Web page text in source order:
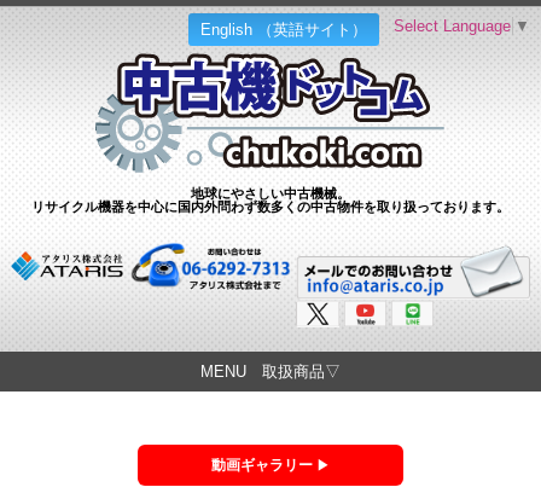
English （英語サイト）
地球にやさしい中古機械。
リサイクル機器を中心に国内外問わず数多くの中古物件を取り扱っております。
Select Language ▼
MENU 取扱商品▽
動画ギャラリー